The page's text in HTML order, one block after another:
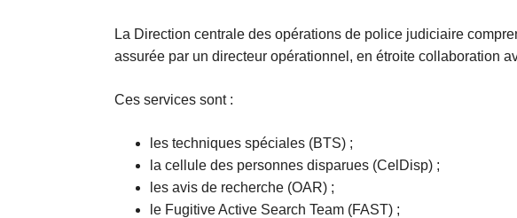
La Direction centrale des opérations de police judiciaire
assurée par un directeur opérationnel, en étroite collaboration
Ces services sont :
les techniques spéciales (BTS) ;
la cellule des personnes disparues (CelDisp) ;
les avis de recherche (OAR) ;
le Fugitive Active Search Team (FAST) ;